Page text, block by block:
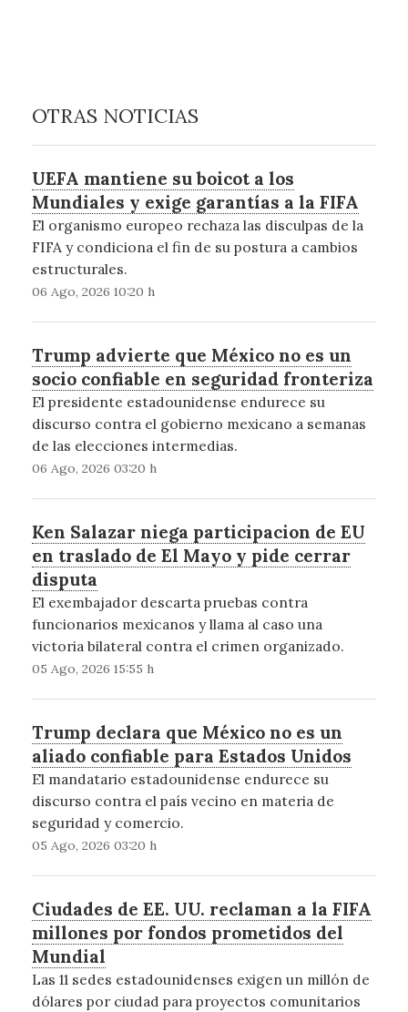
OTRAS NOTICIAS
UEFA mantiene su boicot a los
Mundiales y exige garantías a la FIFA
El organismo europeo rechaza las disculpas de la
FIFA y condiciona el fin de su postura a cambios
estructurales.
06 Ago, 2026 10:20 h
Trump advierte que México no es un
socio confiable en seguridad fronteriza
El presidente estadounidense endurece su
discurso contra el gobierno mexicano a semanas
de las elecciones intermedias.
06 Ago, 2026 03:20 h
Ken Salazar niega participacion de EU
en traslado de El Mayo y pide cerrar
disputa
El exembajador descarta pruebas contra
funcionarios mexicanos y llama al caso una
victoria bilateral contra el crimen organizado.
05 Ago, 2026 15:55 h
Trump declara que México no es un
aliado confiable para Estados Unidos
El mandatario estadounidense endurece su
discurso contra el país vecino en materia de
seguridad y comercio.
05 Ago, 2026 03:20 h
Ciudades de EE. UU. reclaman a la FIFA
millones por fondos prometidos del
Mundial
Las 11 sedes estadounidenses exigen un millón de
dólares por ciudad para proyectos comunitarios